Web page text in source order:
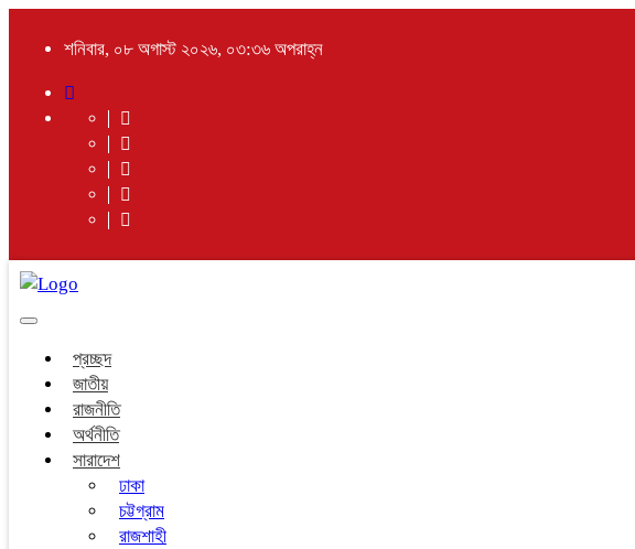
শনিবার, ০৮ অগাস্ট ২০২৬, ০৩:৩৬ অপরাহ্ন
Toggle
প্রচ্ছদ
জাতীয়
রাজনীতি
অর্থনীতি
সারাদেশ
ঢাকা
চট্টগ্রাম
রাজশাহী